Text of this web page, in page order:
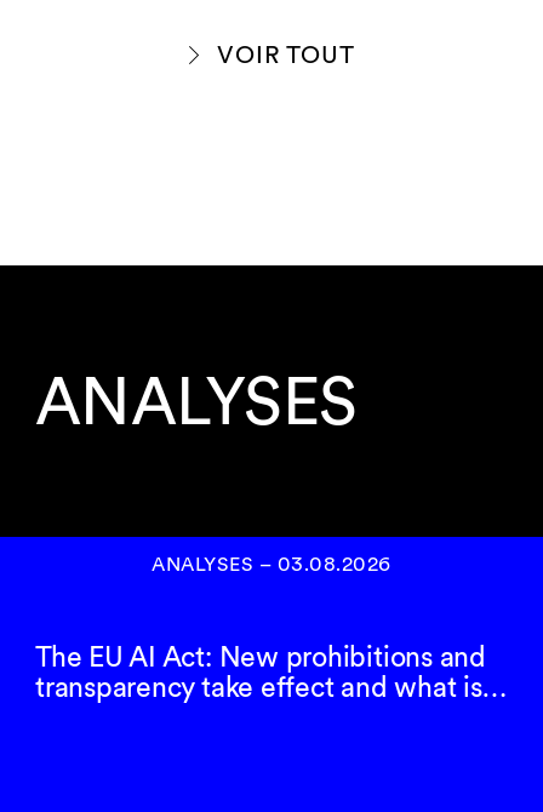
VOIR TOUT
ANALYSES
ANALYSES – 03.08.2026
The EU AI Act: New prohibitions and
transparency take effect and what is…